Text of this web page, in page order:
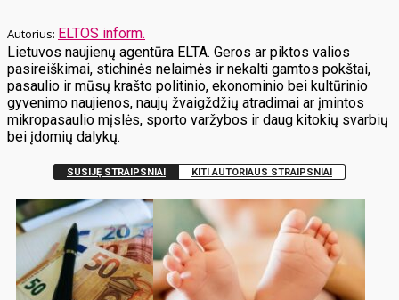
ELTOS inform.
Lietuvos naujienų agentūra ELTA. Geros ar piktos valios
pasireiškimai, stichinės nelaimės ir nekalti gamtos pokštai,
pasaulio ir mūsų krašto politinio, ekonominio bei kultūrinio
gyvenimo naujienos, naujų žvaigždžių atradimai ar įmintos
mikropasaulio mįslės, sporto varžybos ir daug kitokių svarbių
bei įdomių dalykų.
SUSIJĘ STRAIPSNIAI KITI AUTORIAUS STRAIPSNIAI